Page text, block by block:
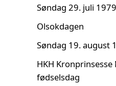
Søndag 29. juli 1979
Olsokdagen
Søndag 19. august
HKH
fødselsdag